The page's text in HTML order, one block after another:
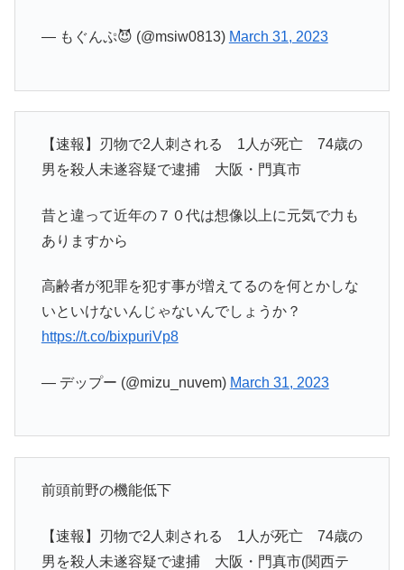
— もぐんぷ😈 (@msiw0813) March 31, 2023
【速報】刃物で2人刺される 1人が死亡 74歳の
男を殺人未遂容疑で逮捕 大阪・門真市
昔と違って近年の７０代は想像以上に元気で力も
ありますから
高齢者が犯罪を犯す事が増えてるのを何とかしな
いといけないんじゃないんでしょうか？
https://t.co/bixpuriVp8
— デップー (@mizu_nuvem) March 31, 2023
前頭前野の機能低下
【速報】刃物で2人刺される 1人が死亡 74歳の
男を殺人未遂容疑で逮捕 大阪・門真市(関西テ